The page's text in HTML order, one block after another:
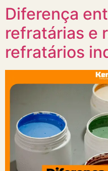
Diferença
refratárias e
refratários